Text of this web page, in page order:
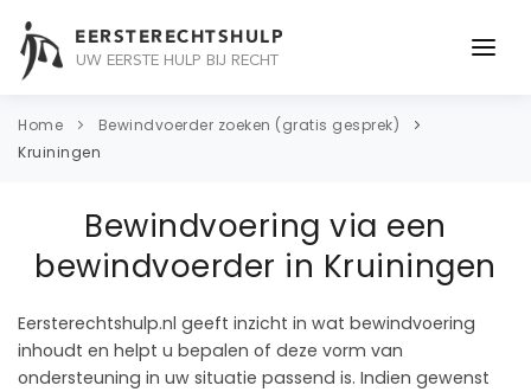
EERSTERECHTSHULP
UW EERSTE HULP BIJ RECHT
ONDERWERPEN
ADVOCAAT
OVER ONS
CONTACT
Home
Bewindvoerder zoeken (gratis gesprek)
Kruiningen
Bewindvoering via een
bewindvoerder in Kruiningen
Eersterechtshulp.nl geeft inzicht in wat bewindvoering
inhoudt en helpt u bepalen of deze vorm van
ondersteuning in uw situatie passend is. Indien gewenst